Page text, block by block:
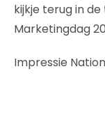
kijkje terug in
Marketingdag
Impressie